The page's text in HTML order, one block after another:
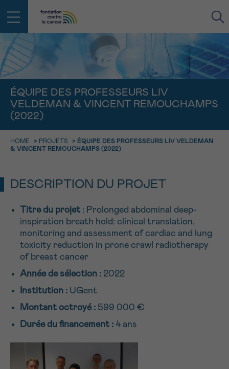
ÉQUIPE DES PROFESSEURS LIV
VELDEMAN & VINCENT REMOUCHAMPS
(2022)
HOME > PROJETS > ÉQUIPE DES PROFESSEURS LIV VELDEMAN
& VINCENT REMOUCHAMPS (2022)
DESCRIPTION DU PROJET
Titre du projet : Prolonged abdominal deep-
inspiration breath hold: clinical translation,
monitoring and assessment of cardiac and lung
toxicity reduction in prone crawl radiotherapy
of breast cancer
Année de sélection : 2022
Institution : UGent
Montant octroyé : 599 000 €
Durée du financement : 4 ans
PRÉNOM
FACE AU CANCER VOUS N’ÊTES
PAS SEUL
Des professionnels pour répondre à toutes vos
questions sur le cancer
Via le formulaire de contact
Je souhaite être rappelé.e
RETOUR
NOM
PRÉNOM
RETOUR
9h-11h
13h-16h
16h-18h